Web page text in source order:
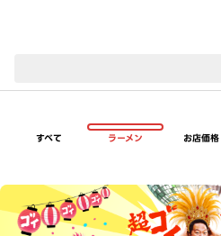
すべて ラーメン お店価格
超ゴイゴイヤスー夏祭